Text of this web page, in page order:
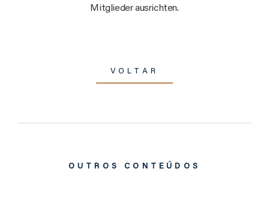
Mitglieder ausrichten.
VOLTAR
OUTROS CONTEÚDOS